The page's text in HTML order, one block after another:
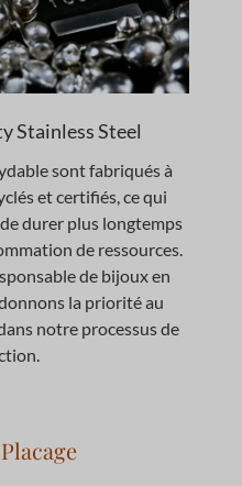
Stainless Steel
sont fabriqués à
et certifiés, ce qui
durer plus longtemps
de ressources.
de bijoux en
la priorité au
notre processus de